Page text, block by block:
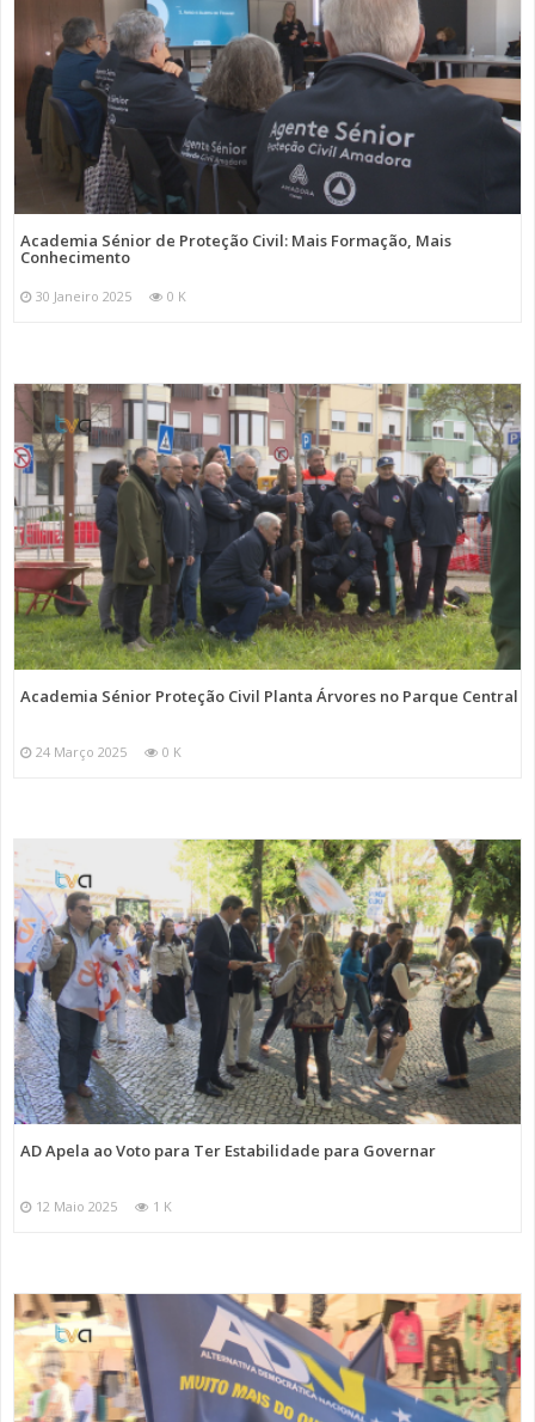
Academia Sénior de Proteção Civil: Mais Formação, Mais
Conhecimento
30 Janeiro 2025 0 K
Academia Sénior Proteção Civil Planta Árvores no Parque Central
24 Março 2025 0 K
AD Apela ao Voto para Ter Estabilidade para Governar
12 Maio 2025 1 K